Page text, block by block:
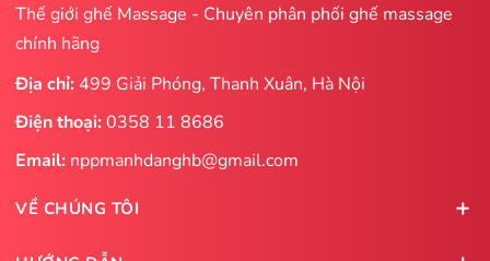
Thế giới ghế Massage - Chuyên phân phối ghế massage
chính hãng
Địa chỉ: 499 Giải Phóng, Thanh Xuân, Hà Nội
Điện thoại:0358 11 8686
Email: nppmanhdanghb@gmail.com
VỀ CHÚNG TÔI